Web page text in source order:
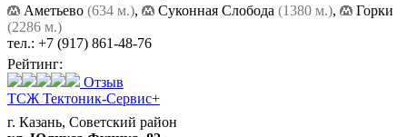
Аметьево (634 м.), Суконная Слобода (1380 м.),
Горки
(2286 м.)
тел.: +7 (917) 861-48-76
Рейтинг:
Отзыв
ТСЖ Тектоник-Сервис+
г. Казань, Советский район